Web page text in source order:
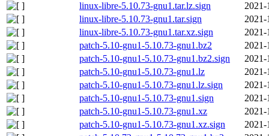
linux-libre-5.10.73-gnu1.tar.lz.sign
2021-
linux-libre-5.10.73-gnu1.tar.sign
2021-
linux-libre-5.10.73-gnu1.tar.xz.sign
2021-
patch-5.10-gnu1-5.10.73-gnu1.bz2
2021-
patch-5.10-gnu1-5.10.73-gnu1.bz2.sign
2021-
patch-5.10-gnu1-5.10.73-gnu1.lz
2021-
patch-5.10-gnu1-5.10.73-gnu1.lz.sign
2021-
patch-5.10-gnu1-5.10.73-gnu1.sign
2021-
patch-5.10-gnu1-5.10.73-gnu1.xz
2021-
patch-5.10-gnu1-5.10.73-gnu1.xz.sign
2021-